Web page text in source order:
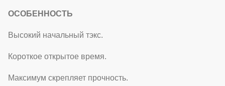
ОСОБЕННОСТЬ
Высокий начальный тэкс.
Короткое открытое время.
Максимум скрепляет прочность.